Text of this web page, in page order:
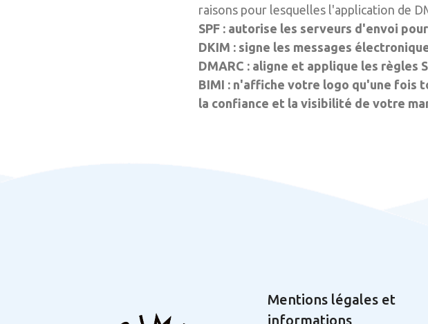
raisons pour lesquelles l'application de
SPF : autorise les serveurs d'envoi
DKIM : signe les messages
DMARC : aligne et applique les règles
BIMI : n'affiche votre logo qu'une fois
la confiance et la visibilité de votre
Mentions légales et
informations